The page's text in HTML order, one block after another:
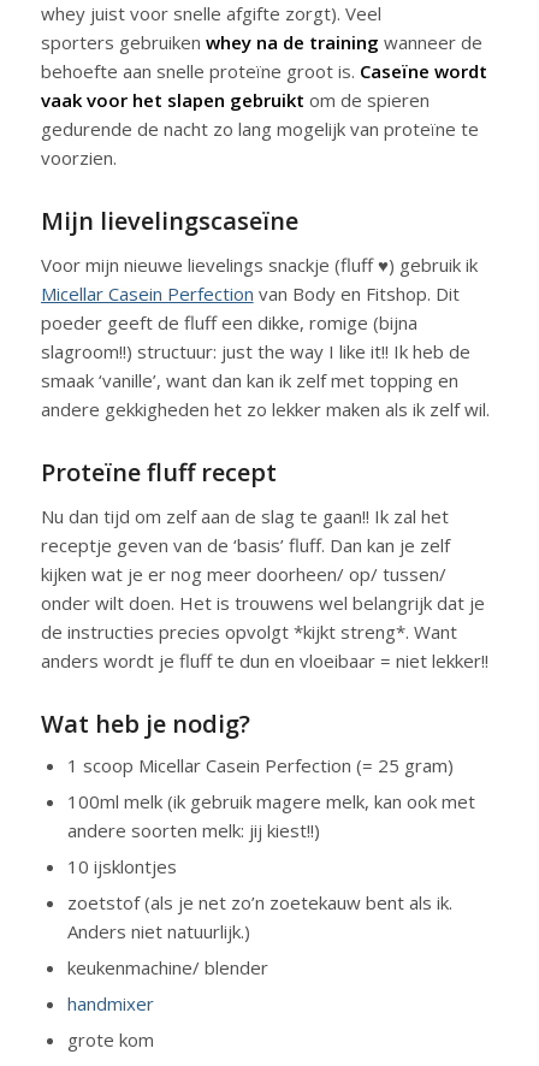
whey juist voor snelle afgifte zorgt). Veel
sporters gebruiken whey na de training wanneer de
behoefte aan snelle proteïne groot is. Caseïne wordt
vaak voor het slapen gebruikt om de spieren
gedurende de nacht zo lang mogelijk van proteïne te
voorzien.
Mijn lievelingscaseïne
Voor mijn nieuwe lievelings snackje (fluff ♥) gebruik ik
Micellar Casein Perfection van Body en Fitshop. Dit
poeder geeft de fluff een dikke, romige (bijna
slagroom!!) structuur: just the way I like it!! Ik heb de
smaak ‘vanille’, want dan kan ik zelf met topping en
andere gekkigheden het zo lekker maken als ik zelf wil.
Proteïne fluff recept
Nu dan tijd om zelf aan de slag te gaan!! Ik zal het
receptje geven van de ‘basis’ fluff. Dan kan je zelf
kijken wat je er nog meer doorheen/ op/ tussen/
onder wilt doen. Het is trouwens wel belangrijk dat je
de instructies precies opvolgt *kijkt streng*. Want
anders wordt je fluff te dun en vloeibaar = niet lekker!!
Wat heb je nodig?
1 scoop Micellar Casein Perfection (= 25 gram)
100ml melk (ik gebruik magere melk, kan ook met
andere soorten melk: jij kiest!!)
10 ijsklontjes
zoetstof (als je net zo’n zoetekauw bent als ik.
Anders niet natuurlijk.)
keukenmachine/ blender
handmixer
grote kom